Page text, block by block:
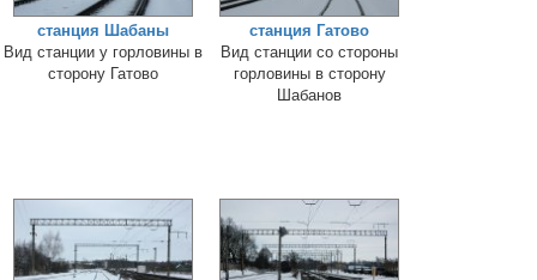
станция Шабаны
Вид станции у горловины в
сторону Гатово
станция Гатово
Вид станции со стороны
горловины в сторону
Шабанов